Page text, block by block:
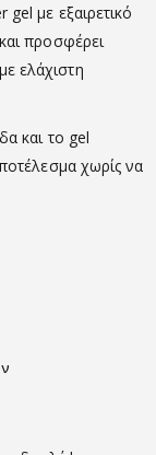
με εξαιρετικό
προσφέρει
ελάχιστη
και το gel
χωρίς να